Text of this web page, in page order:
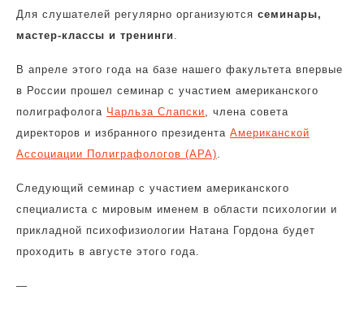
Для слушателей регулярно организуются семинары,
мастер-классы и тренинги .
В апреле этого года на базе нашего факультета впервые
в России прошел семинар с участием американского
полиграфолога Чарльза Слапски, члена совета
директоров и избранного президента Американской
Ассоциации Полиграфологов (АРА).
Следующий семинар с участием американского
специалиста с мировым именем в области психологии и
прикладной психофизиологии Натана Гордона будет
проходить в августе этого года.
—